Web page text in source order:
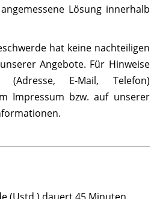
Lösung innerhalb
hat keine nachteiligen
Angebote. Für Hinweise
(Adresse, E-Mail, Telefon)
Impressum bzw. auf unserer